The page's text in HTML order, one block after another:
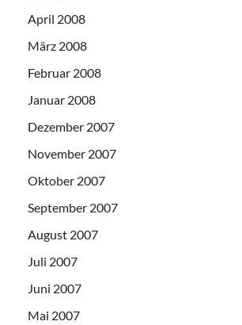
April 2008
März 2008
Februar 2008
Januar 2008
Dezember 2007
November 2007
Oktober 2007
September 2007
August 2007
Juli 2007
Juni 2007
Mai 2007